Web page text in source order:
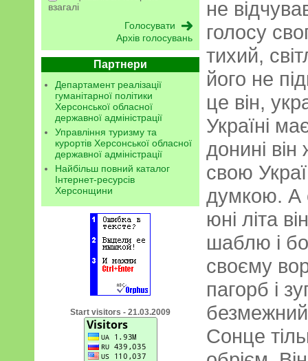
взагалі
Архів голосувань
Партнери
Департамент реалізації
гуманітарної політики
Херсонської обласної
державної адміністрації
Управління туризму та
курортів Херсонської обласної
державної адміністрації
Найбільш повний каталог
Інтернет-ресурсів
Херсонщини
Start visitors - 21.03.2009
не
голосу
тихий,
його не
це він,
Україні
донині
свою
думкою. А
юні літа
шаблю і
своєму
пагорб і
Сонце